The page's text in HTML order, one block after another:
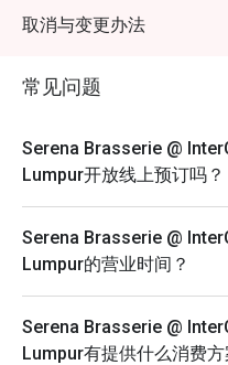
浸在环球美食世界中的任
- Open daily from 6am
- Children aged 5 years
- Discount cannot be
discounts, promotions,
- Discount is
取消与变更办法
常见问题
Serena Brasserie @
Lumpur开放线上预订吗？
Serena Brasserie @
Lumpur的营业时间？
Serena Brasserie @
Lumpur有提供什么消费方